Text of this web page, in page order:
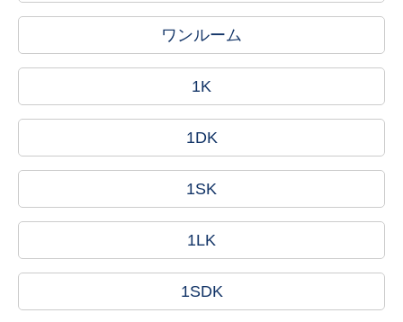
ワンルーム
1K
1DK
1SK
1LK
1SDK